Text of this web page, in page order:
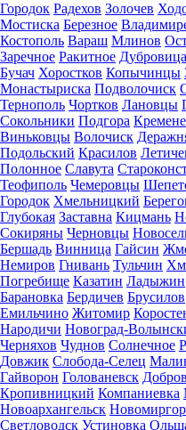
Городок Радехов Золочев
Мостиска Березное
Костополь Вараш Млинов
Заречное Ракитное Дубровица
Бучач Хоростков Копычинцы
Монастыриска Подволочиск
Тернополь Чортков Лановцы
Сокольники Подгора
Виньковцы Волочиск
Подольский Красилов
Полонное Славута
Теофиполь Чемеровцы
Городок Хмельницкий
Глубокая Заставна Кицмань
Сокиряны Черновцы
Бершадь Винница Гайсин
Немиров Гнивань Тульчин
Погребище Казатин Ладыжин
Барановка Бердичев Брусилов
Емильчино Житомир
Народичи Новоград-
Черняхов Чуднов Солнечное
Довжик Слобода-Селец
Гайворон Голованевск
Кропивницкий Компаниевка
Новоархангельск
Светловодск Устиновка